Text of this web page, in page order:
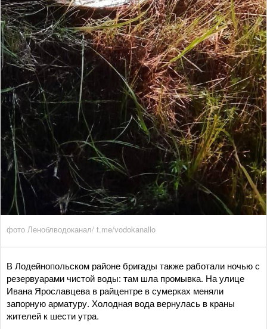
фото Леноблводоканал/ t.me/vodokanallo
В Лодейнопольском районе бригады также работали ночью с
резервуарами чистой воды: там шла промывка. На улице
Ивана Ярославцева в райцентре в сумерках меняли
запорную арматуру. Холодная вода вернулась в краны
жителей к шести утра.